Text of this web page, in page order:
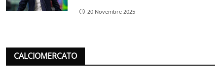
20 Novembre 2025
CALCIOMERCATO